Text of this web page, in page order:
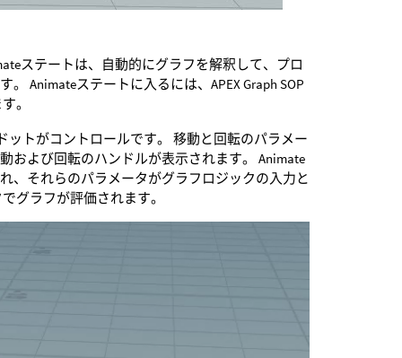
ステートは、自動的にグラフを解釈して、プロ
Animateステートに入るには、APEX Graph SOP
。
トがコントロールです。 移動と回転のパラメー
および回転のハンドルが表示されます。 Animate
、それらのパラメータがグラフロジックの入力と
グラフが評価されます。